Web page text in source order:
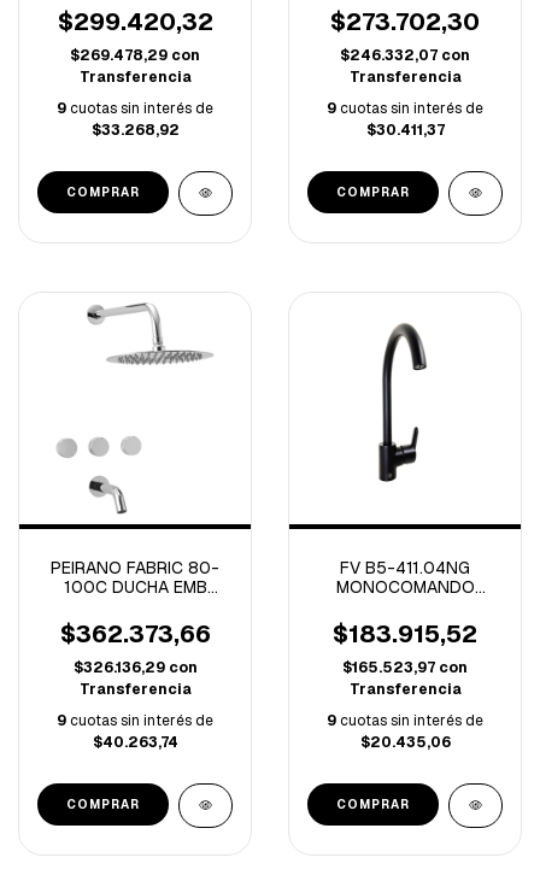
MONOCOMANDO VERA
(B)
$299.420,32
$269.478,29 con
Transferencia
9cuotas sin interés de
$33.268,92
FABRIC CROMO (B)
$273.702,30
$246.332,07 con
Transferencia
9cuotas sin interés de
$30.411,37
PEIRANO FABRIC 80-
100C DUCHA EMB
C/CERAMICO CROMO
(A)
$362.373,66
$326.136,29 con
Transferencia
9cuotas sin interés de
$40.263,74
FV B5-411.04NG
MONOCOMANDO
$183.915,52
$165.523,97 con
Transferencia
9cuotas sin interés de
$20.435,06